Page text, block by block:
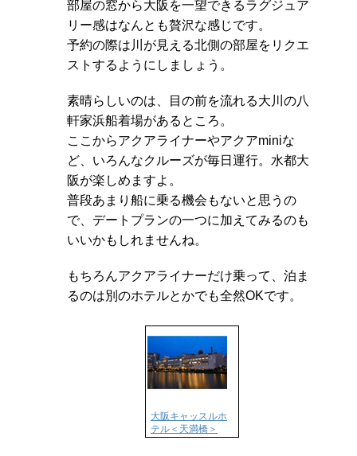
部屋の窓から大阪を一望できるラグジュア
リー感はなんとも贅沢な感じです。
予約の際は川が見える北側の部屋をリクエ
ストするようにしましょう。
素晴らしいのは、目の前を流れる大川の八
軒家浜船着場があるところ。
ここからアクアライナーやアクアminiな
ど、いろんなクルーズが毎日運行。水都大
阪が楽しめますよ。
普段あまり船に乗る機会もないと思うの
で、デートプランの一つに加えてみるのも
いいかもしれませんね。
もちろんアクアライナーだけ乗って、泊ま
るのは別のホテルとかでも全然OKです。
大阪キャッスルホ
テル＜天満橋＞